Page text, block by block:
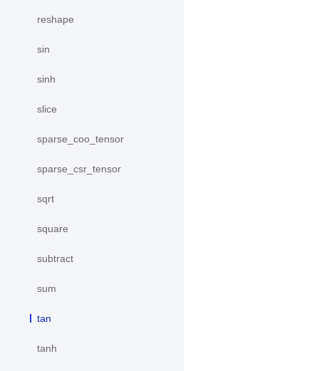
reshape
sin
sinh
slice
sparse_coo_tensor
sparse_csr_tensor
sqrt
square
subtract
sum
tan
tanh